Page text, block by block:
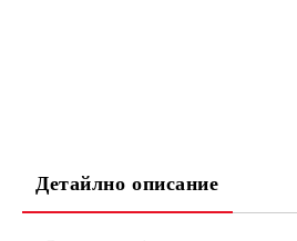
Детайлно описание